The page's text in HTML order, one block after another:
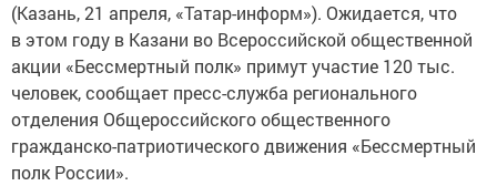
(Казань, 21 апреля, «Татар-информ»). Ожидается, что
в этом году в Казани во Всероссийской общественной
акции «Бессмертный полк» примут участие 120 тыс.
человек, сообщает пресс-служба регионального
отделения Общероссийского общественного
гражданско-патриотического движения «Бессмертный
полк России».